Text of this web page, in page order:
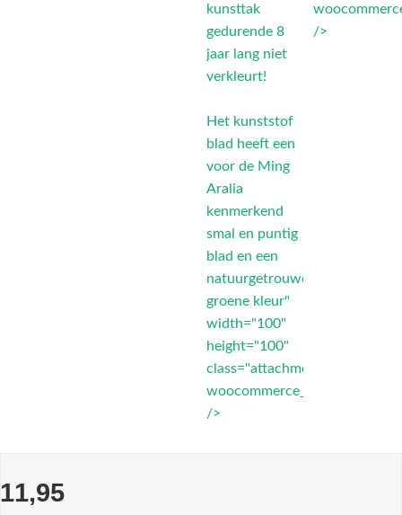
kunsttak
gedurende 8
jaar lang niet
verkleurt!
Het kunststof
blad heeft een
voor de Ming
Aralia
kenmerkend
smal en puntig
blad en een
natuurgetrouwe
groene kleur"
width="100"
height="100"
class="attachment-
woocommerce_thumbnail"
/>
/>
11,95